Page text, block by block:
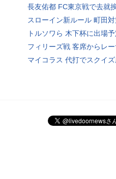
長友佑都 FC東京戦で去就
スローイン新ルール 町田
トルソワら 木下杯に出場
フィリーズ戦 客席からレ
マイコラス 代打でスクイ